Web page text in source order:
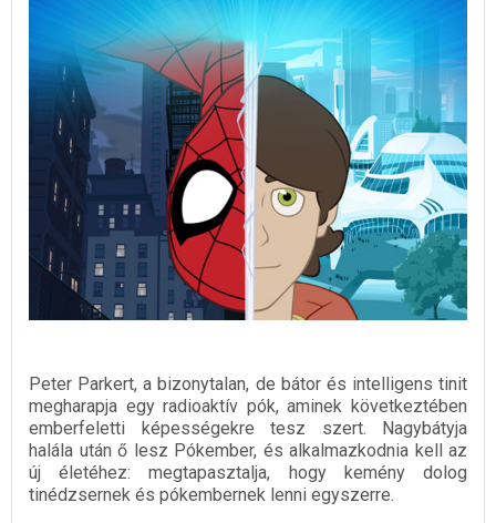
Peter Parkert, a bizonytalan, de bátor és intelligens tinit
megharapja egy radioaktív pók, aminek következtében
emberfeletti képességekre tesz szert. Nagybátyja
halála után ő lesz Pókember, és alkalmazkodnia kell az
új életéhez: megtapasztalja, hogy kemény dolog
tinédzsernek és pókembernek lenni egyszerre.